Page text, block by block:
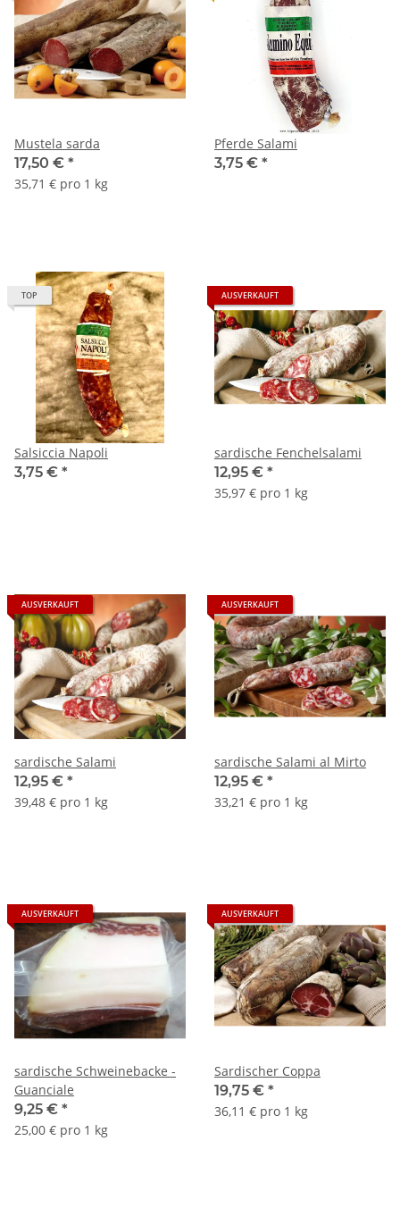
Mustela sarda
17,50 € *
35,71 € pro 1 kg
Pferde Salami
3,75 € *
TOP
Salsiccia Napoli
3,75 € *
AUSVERKAUFT
sardische Fenchelsalami
12,95 € *
35,97 € pro 1 kg
AUSVERKAUFT
sardische Salami
12,95 € *
39,48 € pro 1 kg
AUSVERKAUFT
sardische Salami al Mirto
12,95 € *
33,21 € pro 1 kg
AUSVERKAUFT
sardische Schweinebacke -
Guanciale
9,25 € *
25,00 € pro 1 kg
AUSVERKAUFT
Sardischer Coppa
19,75 € *
36,11 € pro 1 kg